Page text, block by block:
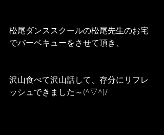
松尾ダンススクールの松尾先生のお宅
でバーベキューをさせて頂き、
沢山食べて沢山話して、存分にリフレ
ッシュできました～(^▽^)/